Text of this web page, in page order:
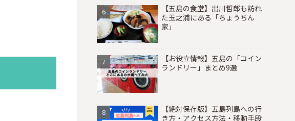
【五島の食堂】出川哲郎も訪れ
た玉之浦にある「ちょうちん
家」
【お役立情報】五島の「コイン
ランドリー」まとめ9選
【絶対保存版】五島列島への行
き方・アクセス方法・移動手段